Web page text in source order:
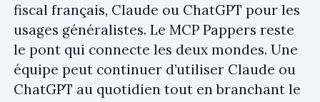
fiscal français, Claude ou ChatGPT pour les
usages généralistes. Le MCP Pappers reste
le pont qui connecte les deux mondes. Une
équipe peut continuer d’utiliser Claude ou
ChatGPT au quotidien tout en branchant le